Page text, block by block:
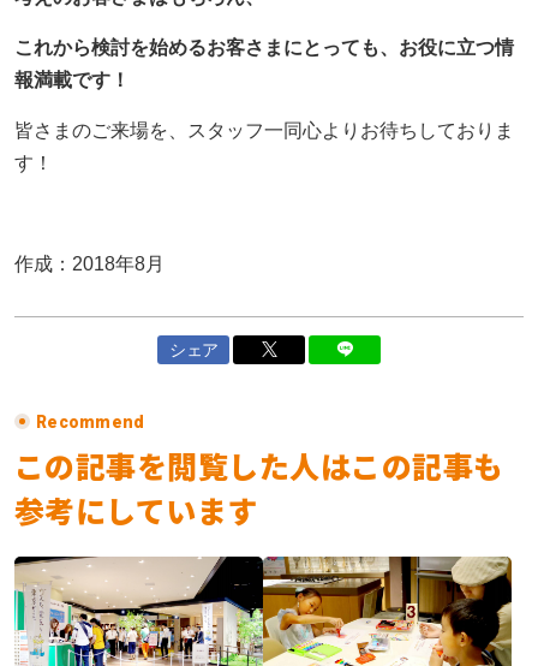
これから検討を始めるお客さまにとっても、お役に立つ情
報満載です！
皆さまのご来場を、スタッフ一同心よりお待ちしておりま
す！
作成：2018年8月
シェア
Recommend
この記事を閲覧した人はこの記事も
参考にしています